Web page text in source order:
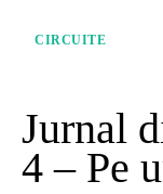
CIRCUITE
Jurnal
4 – Pe